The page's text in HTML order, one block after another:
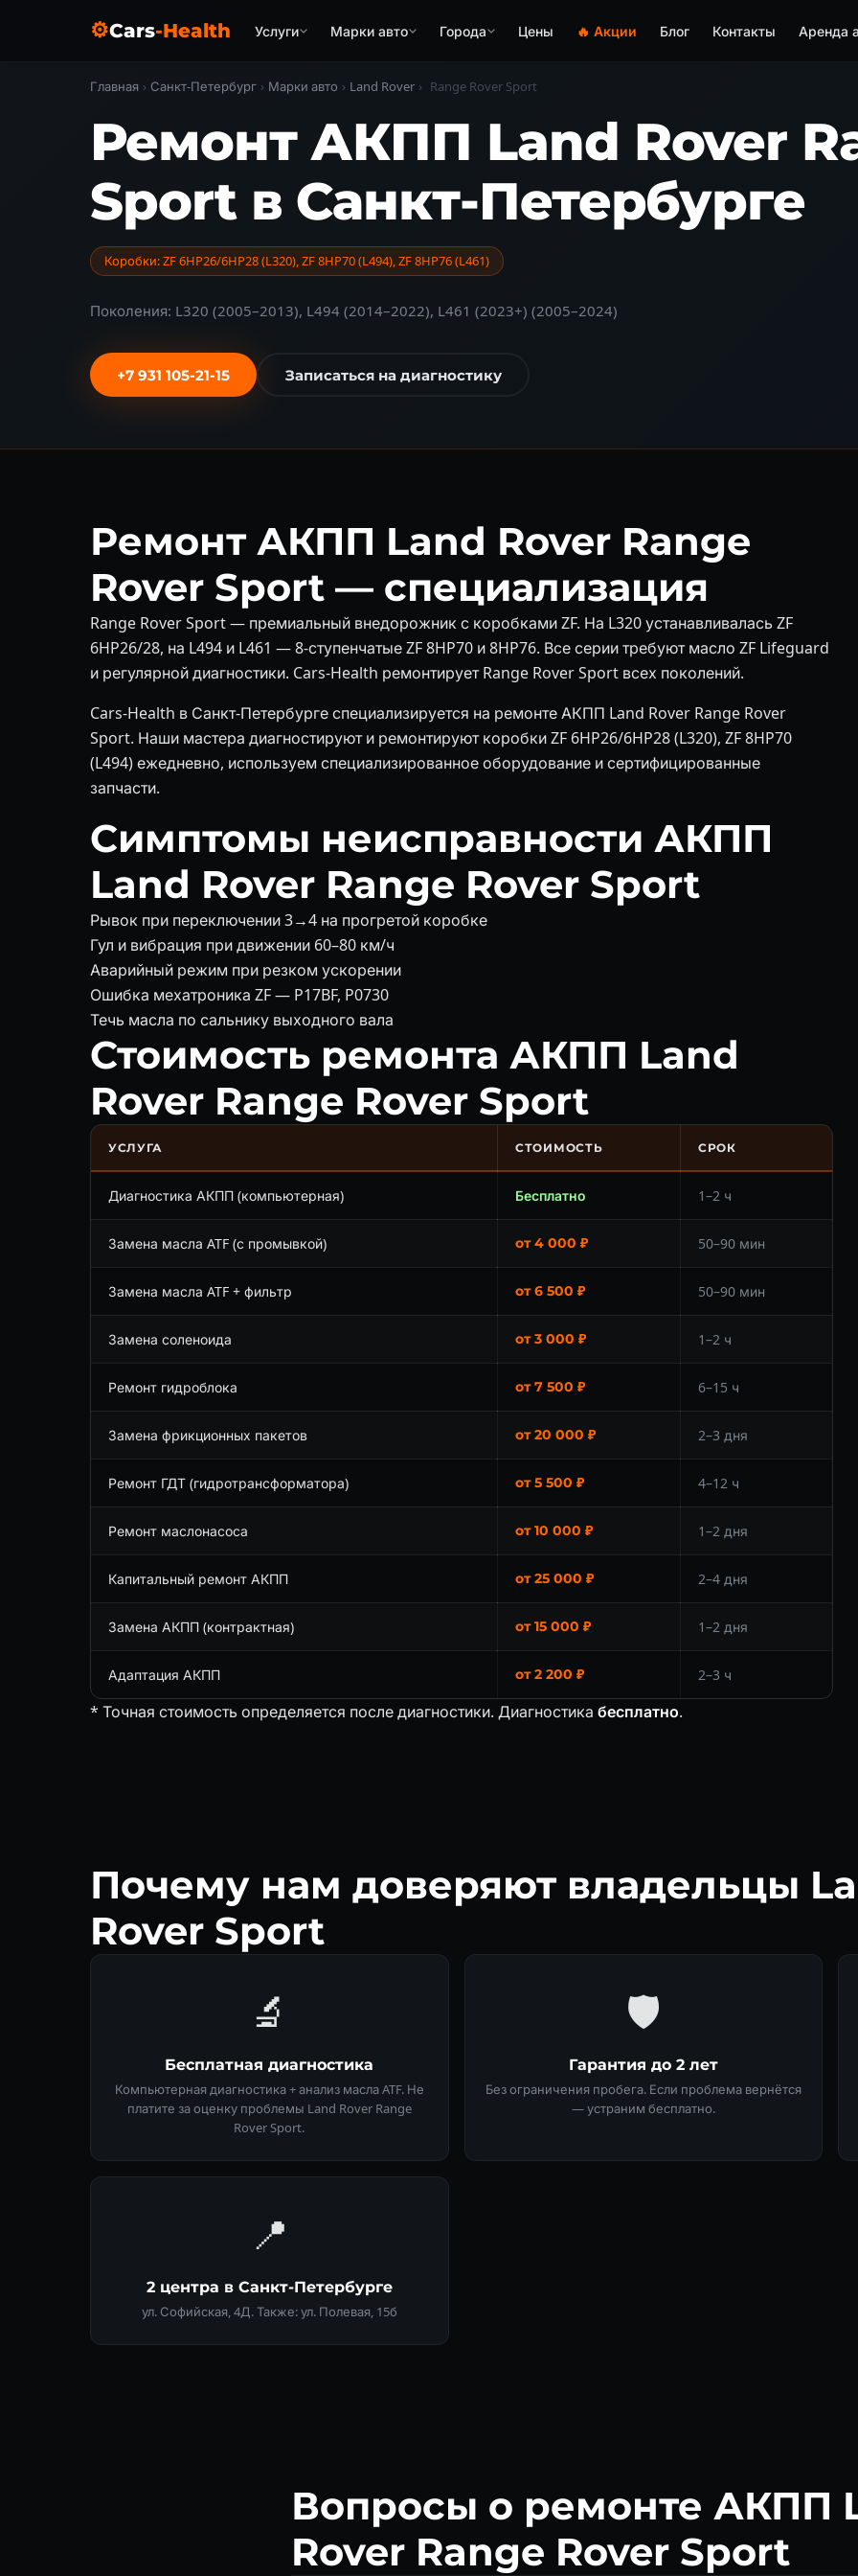
⚙Cars-Health Услуги Марки авто Города Цены 🔥 Акции Блог Контакты Аренда
Главная › Санкт-Петербург › Марки авто › Land Rover › Range Rover Sport
Ремонт АКПП Land Rover
Sport в Санкт-Петербурге
Коробки: ZF 6HP26/6HP28 (L320), ZF 8HP70 (L494), ZF 8HP76 (L461)
Поколения: L320 (2005–2013), L494 (2014–2022), L461 (2023+) (2005–2024)
+7 931 105-21-15 Записаться на диагностику
Ремонт АКПП Land Rover Range
Rover Sport — специализация
Range Rover Sport — премиальный внедорожник с коробками ZF. На L320 устанавливалась ZF
6HP26/28, на L494 и L461 — 8-ступенчатые ZF 8HP70 и 8HP76. Все серии требуют масло ZF Lifeguard
и регулярной диагностики. Cars-Health ремонтирует Range Rover Sport всех поколений.
Cars-Health в Санкт-Петербурге специализируется на ремонте АКПП Land Rover Range Rover
Sport. Наши мастера диагностируют и ремонтируют коробки ZF 6HP26/6HP28 (L320), ZF 8HP70
(L494) ежедневно, используем специализированное оборудование и сертифицированные
запчасти.
Симптомы неисправности АКПП
Land Rover Range Rover Sport
Рывок при переключении 3→4 на прогретой коробке
Гул и вибрация при движении 60–80 км/ч
Аварийный режим при резком ускорении
Ошибка мехатроника ZF — P17BF, P0730
Течь масла по сальнику выходного вала
Стоимость ремонта АКПП Land
Rover Range Rover Sport
УСЛУГА СТОИМОСТЬ СРОК
Диагностика АКПП (компьютерная) Бесплатно 1–2 ч
Замена масла ATF (с промывкой) от 4 000 ₽ 50–90 мин
Замена масла ATF + фильтр от 6 500 ₽ 50–90 мин
Замена соленоида от 3 000 ₽ 1–2 ч
Ремонт гидроблока от 7 500 ₽ 6–15 ч
Замена фрикционных пакетов от 20 000 ₽ 2–3 дня
Ремонт ГДТ (гидротрансформатора) от 5 500 ₽ 4–12 ч
Ремонт маслонасоса от 10 000 ₽ 1–2 дня
Капитальный ремонт АКПП от 25 000 ₽ 2–4 дня
Замена АКПП (контрактная) от 15 000 ₽ 1–2 дня
Адаптация АКПП от 2 200 ₽ 2–3 ч
* Точная стоимость определяется после диагностики. Диагностика бесплатно.
Почему нам доверяют владельцы
Rover Sport
🔬
Бесплатная диагностика
Компьютерная диагностика + анализ масла ATF. Не
платите за оценку проблемы Land Rover Range
Rover Sport.
🛡
Гарантия до 2 лет
Без ограничения пробега. Если проблема вернётся
— устраним бесплатно.
📍
2 центра в Санкт-Петербурге
ул. Софийская, 4Д. Также: ул. Полевая, 15б
Вопросы о ремонте АКПП
Rover Range Rover Sport